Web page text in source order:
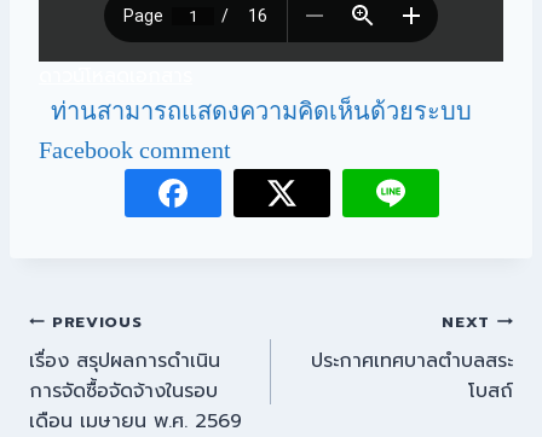
ท่านสามารถแสดงความคิดเห็นด้วยระบบ
Facebook comment
PREVIOUS
เรื่อง สรุปผลการดำเนิน
การจัดซื้อจัดจ้างในรอบ
เดือน เมษายน พ.ศ. 2569
NEXT
ประกาศเทศบาลตำบลสระ
โบสถ์